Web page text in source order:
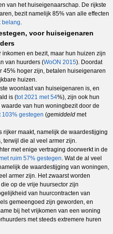
van het huiseigenaarschap. De rijkste
bezit namelijk 85% van alle effecten
belang
voor huiseigenaren
en bezit, maar hun huizen zijn
van huurders (WoON 2015). Doordat
45% hoger zijn, betalen huiseigenaren
huizen.
woonlast van huiseigenaren is, en
is (tot 2021 met 54%), zijn ook hun
van hun woningbezit door de
103% gestegen (gemiddeld met
maakt, namelijk de waardestijging
die al veel armer zijn.
met enige vertraging doorwerkt in de
ruim 57% gestegen . Wat de al veel
de waardestijging van woningen,
armer zijn. Het zwaarst worden
op de vrije huursector zijn
van huurcontracten van
gemeengoed zijn geworden, en
bij het vrijkomen van een woning
met steeds extremere huren